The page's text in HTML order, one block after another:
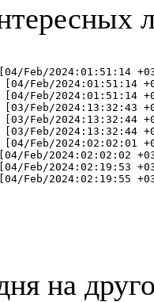
Feb/2024:01:51:14
Feb/2024:01:51:14
Feb/2024:01:51:14
Feb/2024:13:32:43
Feb/2024:13:32:44
Feb/2024:13:32:44
[04/Feb/
Feb/2024:02:02:02
Feb/2024:02:19:53
на